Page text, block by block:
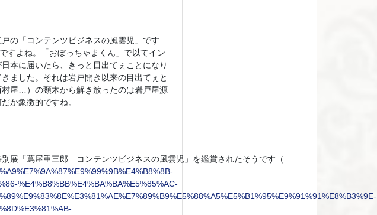
の「コンテンツビジネスの風雲児」です
すよね。「おぼっちゃまくん」で以てイン
本に届いたら、きっと目出てぇことになり
ました。それは岩戸開き以来の目出てぇと
屋…）の頸木から解き放ったのは岩戸屋源
か象徴的ですね。
展「蔦屋重三郎 コンテンツビジネスの風雲児」を鑑賞されたそうです（
%E4%B8%BB%E4%BA%BA%E5%85%AC-